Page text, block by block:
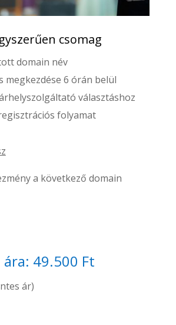
csomag
domain név
megkezdése 6 órán belül
választáshoz
folyamat
a következő domain
49.500 Ft
ár)